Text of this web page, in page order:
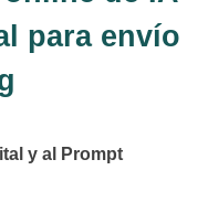
para envío
y al Prompt